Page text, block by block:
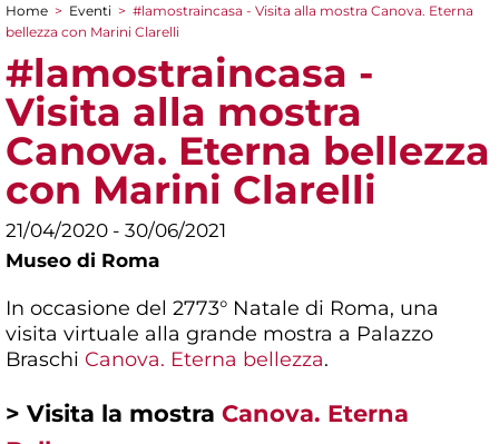
Tu sei qui
Home > Eventi > #lamostraincasa - Visita alla mostra Canova. Eterna
bellezza con Marini Clarelli
#lamostraincasa -
Visita alla mostra
Canova. Eterna bellezza
con Marini Clarelli
21/04/2020 - 30/06/2021
Museo di Roma
In occasione del 2773° Natale di Roma, una
visita virtuale alla grande mostra a Palazzo
Braschi Canova. Eterna bellezza.
> Visita la mostra Canova. Eterna